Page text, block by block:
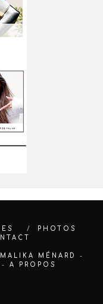
PHOTOS
MÉNARD
-
- A PROPOS